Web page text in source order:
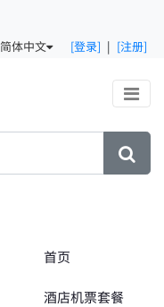
[登录] | [注册]
简体中文
首页
酒店机票套餐